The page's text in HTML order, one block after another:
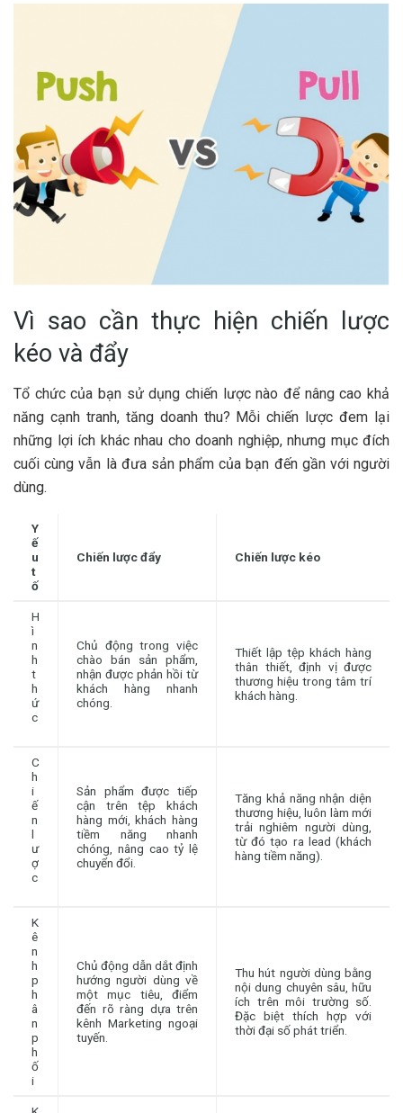
Vì sao cần thực hiện chiến lược
kéo và đẩy
Tổ chức của bạn sử dụng chiến lược nào để nâng cao khả
năng cạnh tranh, tăng doanh thu? Mỗi chiến lược đem lại
những lợi ích khác nhau cho doanh nghiệp, nhưng mục đích
cuối cùng vẫn là đưa sản phẩm của bạn đến gần với người
dùng.
Y
ế
u
t
ố
Chiến lược đẩy Chiến lược kéo
H
ì
n
h
t
h
ứ
c
Chủ động trong việc
chào bán sản phẩm,
nhận được phản hồi từ
khách hàng nhanh
chóng.
Thiết lập tệp khách hàng
thân thiết, định vị được
thương hiệu trong tâm trí
khách hàng.
C
h
i
ế
n
l
ư
ợ
c
Sản phẩm được tiếp
cận trên tệp khách
hàng mới, khách hàng
tiềm năng nhanh
chóng, nâng cao tỷ lệ
chuyển đổi.
Tăng khả năng nhận diện
thương hiệu, luôn làm mới
trải nghiêm người dùng,
từ đó tạo ra lead (khách
hàng tiềm năng).
K
ê
n
h
p
h
â
n
p
h
ố
i
Chủ động dẫn dắt định
hướng người dùng về
một mục tiêu, điểm
đến rõ ràng dựa trên
kênh Marketing ngoại
tuyến.
Thu hút người dùng bằng
nội dung chuyên sâu, hữu
ích trên môi trường số.
Đặc biệt thích hợp với
thời đại số phát triển.